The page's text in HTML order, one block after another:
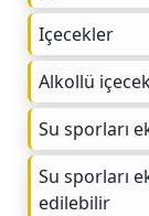
Içecekler
Alkollü
Su sporları
Su sporları
edilebilir